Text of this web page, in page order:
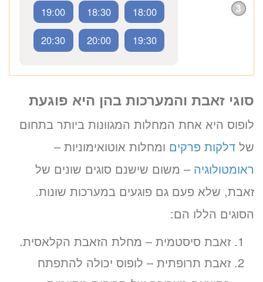
לד”ר גיל בורנשטיין
ב-3 שלבים קצרים
(לא נדרש כרטיס אשראי)
« יום ה’ 20.08.26
18:00
18:30
19:00
19:30
20:00
20:30
סוגי זאבת והמערכות בהן היא פוגעת
לופוס היא אחת המחלות המגוונות ביותר בתחום
של דלקות פרקים ומחלות אוטואימוניות –
ראומטולוגיה – משום שישנם סוגים שונים של
זאבת, שלא פעם גם פוגעים במערכות שונות.
הסוגים הללו הם:
זאבת סיסטמית – מחלת הזאבת הקלאסית.
זאבת תרופתית – לופוס יכולה להתפתח